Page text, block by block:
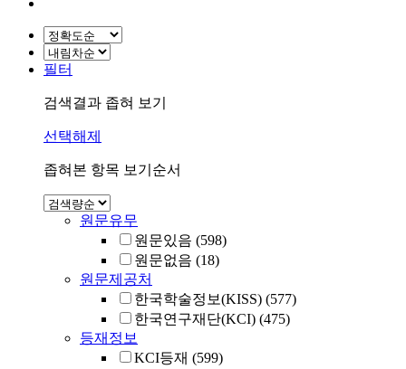
필터
검색결과 좁혀 보기
선택해제
좁혀본 항목 보기순서
원문유무
원문있음 (598)
원문없음 (18)
원문제공처
한국학술정보(KISS) (577)
한국연구재단(KCI) (475)
등재정보
KCI등재 (599)